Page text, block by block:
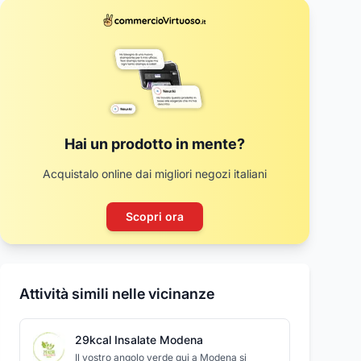
Hai un prodotto in mente?
Acquistalo online dai migliori negozi italiani
Scopri ora
Attività simili nelle vicinanze
29kcal Insalate Modena
Il vostro angolo verde qui a Modena si